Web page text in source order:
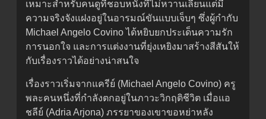
เหมาะสำหรับคนดูที่ชอบหนังที่ไม่หวานเลี่ยนแต่มี
ความจริงจังแฝงอยู่ในอารมณ์ขันแบบเจ็บๆ ซึ่งผู้กำกับ
Michael Angelo Covino ได้หยิบยกประเด็นความรัก
การนอกใจ และการแต่งงานที่ยุ่งเหยิงมาสร้างสีสันให้
กับเรื่องราวได้อย่างน่าสนใจ
เรื่องราวเริ่มจากแครีย์ (Michael Angelo Covino) ครู
พละคนหนึ่งที่กำลังตกอยู่ในภาวะวิกฤติชีวิต เมื่อแอ
ชลีย์ (Adria Arjona) ภรรยาของเขาขอหย่าหลัง